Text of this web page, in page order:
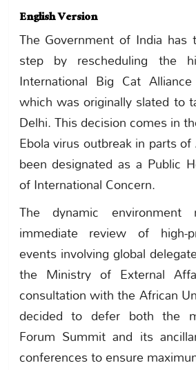
English Version
The Government of India has
step by rescheduling the
International Big Cat
which was originally slated to
Delhi. This decision comes in
Ebola virus outbreak in parts
been designated as a Public
of International Concern.
The dynamic environment
immediate review of high-
events involving global
the Ministry of External
consultation with the African
decided to defer both the
Forum Summit and its
conferences to ensure